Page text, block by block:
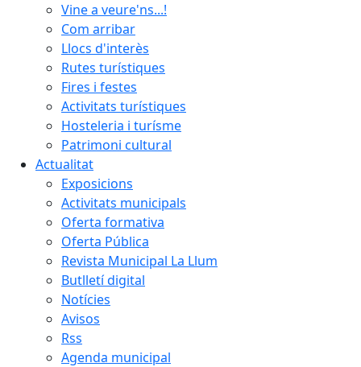
Vine a veure'ns...!
Com arribar
Llocs d'interès
Rutes turístiques
Fires i festes
Activitats turístiques
Hosteleria i turísme
Patrimoni cultural
Actualitat
Exposicions
Activitats municipals
Oferta formativa
Oferta Pública
Revista Municipal La Llum
Butlletí digital
Notícies
Avisos
Rss
Agenda municipal